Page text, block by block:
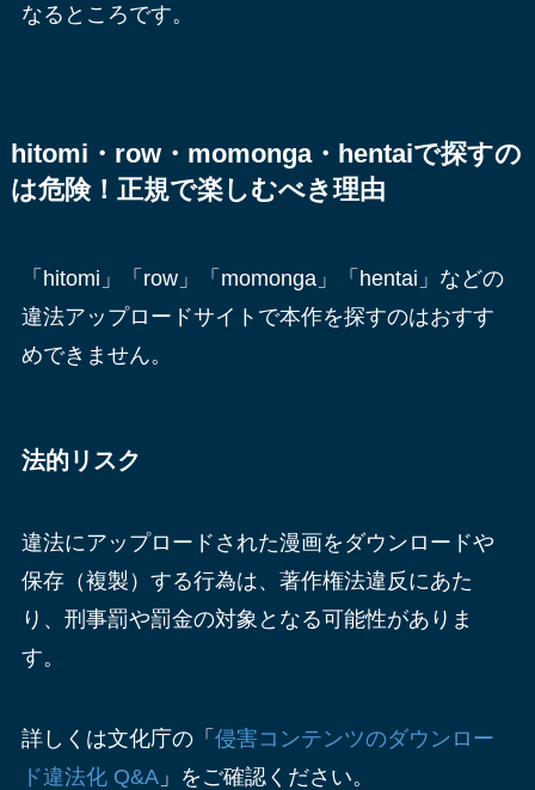
なるところです。
hitomi・row・momonga・hentaiで探すの
は危険！正規で楽しむべき理由
「hitomi」「row」「momonga」「hentai」などの
違法アップロードサイトで本作を探すのはおすす
めできません。
法的リスク
違法にアップロードされた漫画をダウンロードや
保存（複製）する行為は、著作権法違反にあた
り、刑事罰や罰金の対象となる可能性がありま
す。
詳しくは文化庁の「 侵害コンテンツのダウンロー
ド違法化 Q&A」をご確認ください。